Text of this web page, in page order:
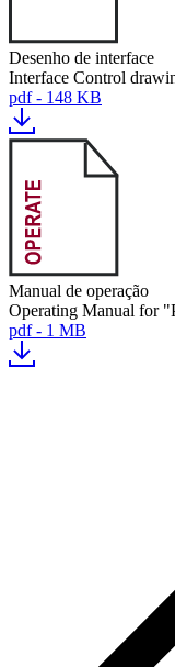
Desenho de interface
Interface Control
pdf - 148 KB
Manual de operação
Operating Manual for
pdf - 1 MB